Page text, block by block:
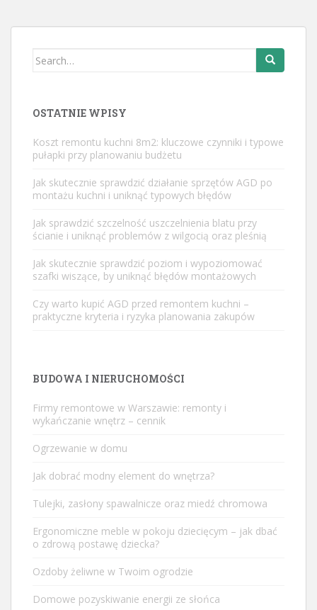
Search
OSTATNIE WPISY
Koszt remontu kuchni 8m2: kluczowe czynniki i typowe
pułapki przy planowaniu budżetu
Jak skutecznie sprawdzić działanie sprzętów AGD po
montażu kuchni i uniknąć typowych błędów
Jak sprawdzić szczelność uszczelnienia blatu przy
ścianie i uniknąć problemów z wilgocią oraz pleśnią
Jak skutecznie sprawdzić poziom i wypoziomować
szafki wiszące, by uniknąć błędów montażowych
Czy warto kupić AGD przed remontem kuchni –
praktyczne kryteria i ryzyka planowania zakupów
BUDOWA I NIERUCHOMOŚCI
Firmy remontowe w Warszawie: remonty i
wykańczanie wnętrz – cennik
Ogrzewanie w domu
Jak dobrać modny element do wnętrza?
Tulejki, zasłony spawalnicze oraz miedź chromowa
Ergonomiczne meble w pokoju dziecięcym – jak dbać
o zdrową postawę dziecka?
Ozdoby żeliwne w Twoim ogrodzie
Domowe pozyskiwanie energii ze słońca